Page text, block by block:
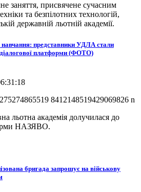
заняття, присвячене сучасним
та безпілотних технологій,
державній льотній академії.
навчання: представники УДЛА стали
платформи (ФОТО)
льотна академія долучилася до
НАЗЯВО.
бригада запрошує на військову